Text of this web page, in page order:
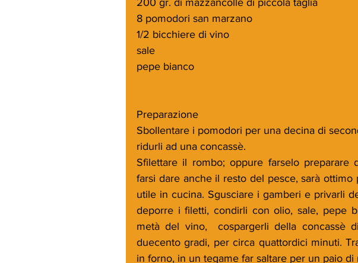
8 pomodori san marzano
1/2 bicchiere di vino
sale
pepe bianco
Preparazione
Sbollentare i pomodori per una decina di
ridurli ad una concassè.
Sfilettare il rombo; oppure farselo preparare
farsi dare anche il resto del pesce, sarà
utile in cucina. Sgusciare i gamberi e privarli
deporre i filetti, condirli con olio, sale, pepe
metà del vino,  cospargerli della concassè
duecento gradi, per circa quattordici minuti.
in forno, in un tegame far saltare per un paio